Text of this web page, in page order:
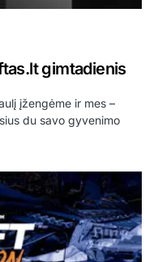
gimtadienis
įžengėme ir mes –
du savo gyvenimo